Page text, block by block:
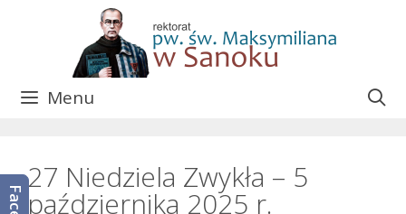
Menu
27 Niedziela Zwykła – 5
października 2025 r.